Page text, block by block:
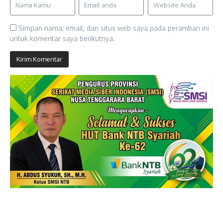
Simpan nama, email, dan situs web saya pada peramban ini
untuk komentar saya berikutnya.